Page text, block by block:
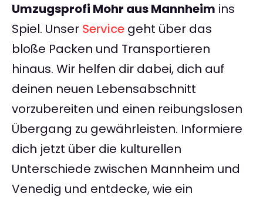
Umzugsprofi Mohr aus Mannheim ins
Spiel. Unser Service geht über das
bloße Packen und Transportieren
hinaus. Wir helfen dir dabei, dich auf
deinen neuen Lebensabschnitt
vorzubereiten und einen reibungslosen
Übergang zu gewährleisten. Informiere
dich jetzt über die kulturellen
Unterschiede zwischen Mannheim und
Venedig und entdecke, wie ein